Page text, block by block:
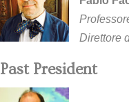
Direttore
Past President